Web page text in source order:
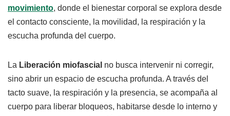
movimiento, donde el bienestar corporal se explora desde
el contacto consciente, la movilidad, la respiración y la
escucha profunda del cuerpo.
La Liberación miofascial no busca intervenir ni corregir,
sino abrir un espacio de escucha profunda. A través del
tacto suave, la respiración y la presencia, se acompaña al
cuerpo para liberar bloqueos, habitarse desde lo interno y